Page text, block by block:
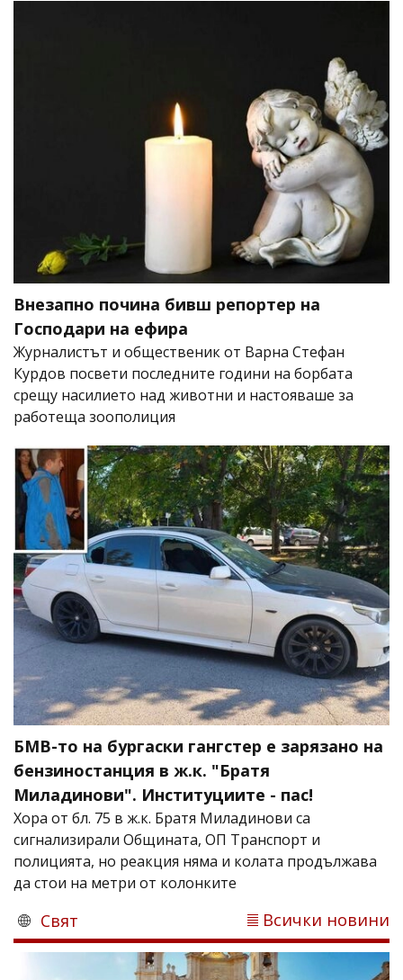
Внезапно почина бивш репортер на
Господари на ефира
Журналистът и общественик от Варна Стефан
Курдов посвети последните години на борбата
срещу насилието над животни и настояваше за
работеща зоополиция
БМВ-то на бургаски гангстер е зарязано на
бензиностанция в ж.к. "Братя
Миладинови". Институциите - пас!
Хора от бл. 75 в ж.к. Братя Миладинови са
сигнализирали Oбщината, ОП Транспорт и
полицията, но реакция няма и колата продължава
да стои на метри от колонките
Свят Всички новини